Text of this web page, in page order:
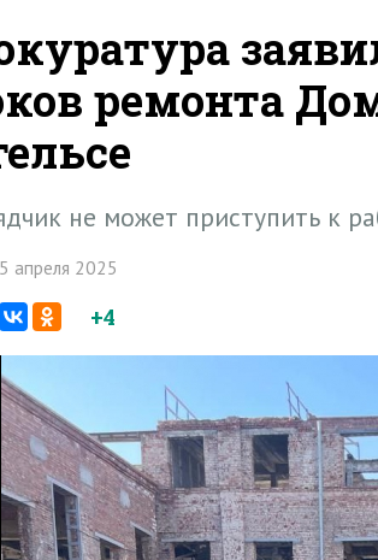
ремонта
не может приступить к
апреля 2025
+4